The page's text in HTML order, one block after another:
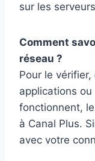
sur les
Comment
réseau ?
Pour le vérifier,
applications
fonctionnent,
à Canal Plus.
avec votre